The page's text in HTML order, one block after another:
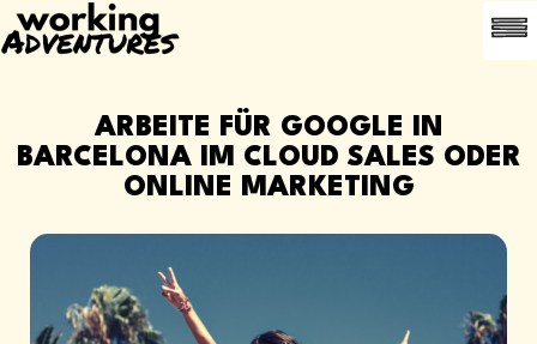
ARBEITE FÜR GOOGLE IN
BARCELONA IM CLOUD SALES ODER
ONLINE MARKETING